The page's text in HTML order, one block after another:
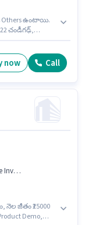
Others ఉంటాయి.
చండీగఢ్,
Stitching ఉండాలి.
now Call
జీతం ₹25000
Demo,